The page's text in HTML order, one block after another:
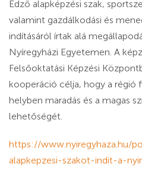
Edző alapképzési szak,
valamint gazdálkodási és
indításáról írtak alá
Nyíregyházi Egyetemen. A
Felsőoktatási Képzési
kooperáció célja, hogy a régió
helyben maradás és a magas
lehetőségét.
https://www.nyiregyhaza.hu/
alapkepzesi-szakot-indit-a-